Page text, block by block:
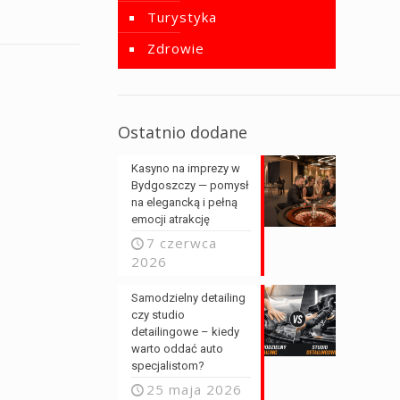
Turystyka
Zdrowie
Ostatnio dodane
Kasyno na imprezy w
Bydgoszczy — pomysł
na elegancką i pełną
emocji atrakcję
7 czerwca
2026
Samodzielny detailing
czy studio
detailingowe – kiedy
warto oddać auto
specjalistom?
25 maja 2026